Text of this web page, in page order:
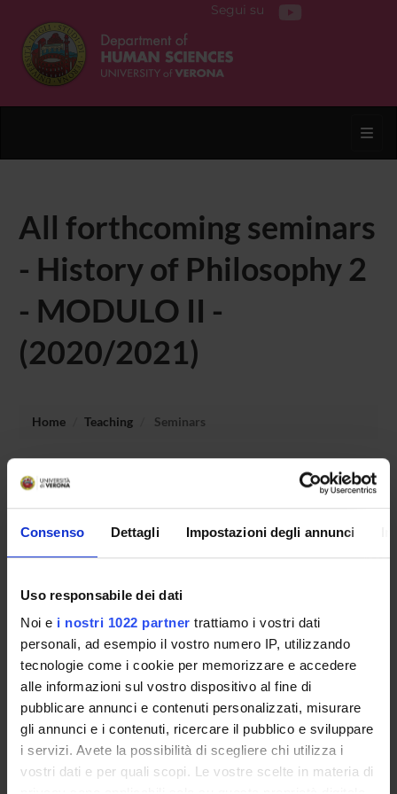
Consenso Dettagli Impostazioni degli annunci
Uso responsabile dei dati
Noi e i nostri 1022 partner trattiamo i vostri dati
personali, ad esempio il vostro numero IP, utilizzando
tecnologie come i cookie per memorizzare e accedere
alle informazioni sul vostro dispositivo al fine di
pubblicare annunci e contenuti personalizzati, misurare
gli annunci e i contenuti, ricercare il pubblico e sviluppare
i servizi. Avete la possibilità di scegliere chi utilizza i
vostri dati e per quali scopi. Le vostre scelte in materia di
Segui su
All forthcoming seminars
- History of Philosophy 2
- MODULO II -
(2020/2021)
Home Teaching Seminars
No recent seminar found relating to teaching History of
Philosophy 2.
PHD PROGRAMMES AND POSTGRADUATE
TRAINING
Contacts
People
Places